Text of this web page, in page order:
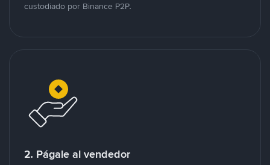
custodiado por Binance P2P.
2. Págale al vendedor